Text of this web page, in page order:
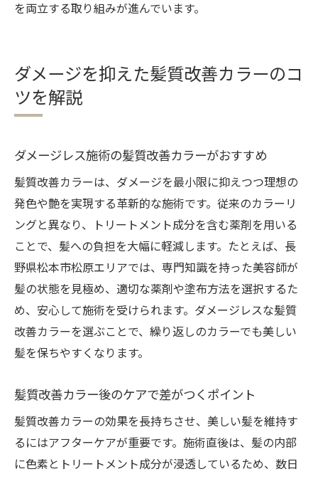
を両立する取り組みが進んでいます。
ダメージを抑えた髪質改善カラーのコ
ツを解説
ダメージレス施術の髪質改善カラーがおすすめ
髪質改善カラーは、ダメージを最小限に抑えつつ理想の
発色や艶を実現する革新的な施術です。従来のカラーリ
ングと異なり、トリートメント成分を含む薬剤を用いる
ことで、髪への負担を大幅に軽減します。たとえば、長
野県松本市松原エリアでは、専門知識を持った美容師が
髪の状態を見極め、適切な薬剤や塗布方法を選択するた
め、安心して施術を受けられます。ダメージレスな髪質
改善カラーを選ぶことで、繰り返しのカラーでも美しい
髪を保ちやすくなります。
髪質改善カラー後のケアで差がつくポイント
髪質改善カラーの効果を長持ちさせ、美しい髪を維持す
るにはアフターケアが重要です。施術直後は、髪の内部
に色素とトリートメント成分が浸透しているため、数日